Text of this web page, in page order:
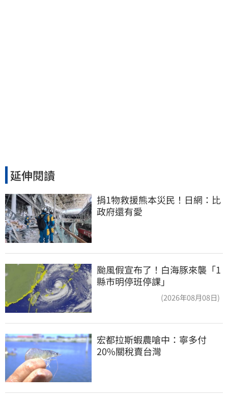
延伸閱讀
捐1物救援熊本災民！日網：比
政府還有愛
颱風假宣布了！白海豚來襲「1
縣市明停班停課」
(2026年08月08日)
宏都拉斯蝦農嗆中：寧多付
20%關稅賣台灣